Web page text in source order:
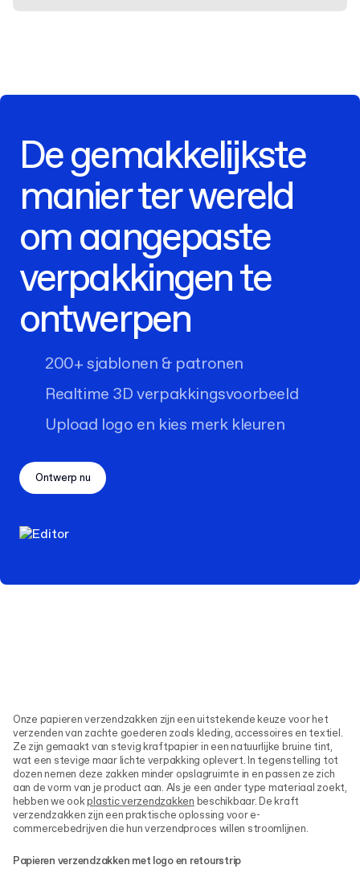
De gemakkelijkste
manier ter wereld
om aangepaste
verpakkingen te
ontwerpen
200+ sjablonen & patronen
Realtime 3D verpakkingsvoorbeeld
Upload logo en kies merk kleuren
Ontwerp nu
Onze papieren verzendzakken zijn een uitstekende keuze voor het
verzenden van zachte goederen zoals kleding, accessoires en textiel.
Ze zijn gemaakt van stevig kraftpapier in een natuurlijke bruine tint,
wat een stevige maar lichte verpakking oplevert. In tegenstelling tot
dozen nemen deze zakken minder opslagruimte in en passen ze zich
aan de vorm van je product aan. Als je een ander type materiaal zoekt,
hebben we ookplastic verzendzakken beschikbaar. De kraft
verzendzakken zijn een praktische oplossing voor e-
commercebedrijven die hun verzendproces willen stroomlijnen.
Papieren verzendzakken met logo en retourstrip